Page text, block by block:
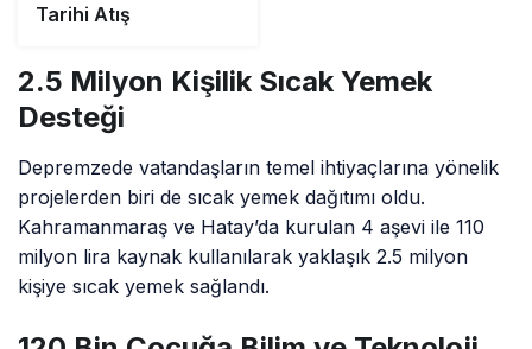
Tarihi Atış
2.5 Milyon Kişilik Sıcak Yemek
Desteği
Depremzede vatandaşların temel ihtiyaçlarına yönelik
projelerden biri de sıcak yemek dağıtımı oldu.
Kahramanmaraş ve Hatay’da kurulan 4 aşevi ile 110
milyon lira kaynak kullanılarak yaklaşık 2.5 milyon
kişiye sıcak yemek sağlandı.